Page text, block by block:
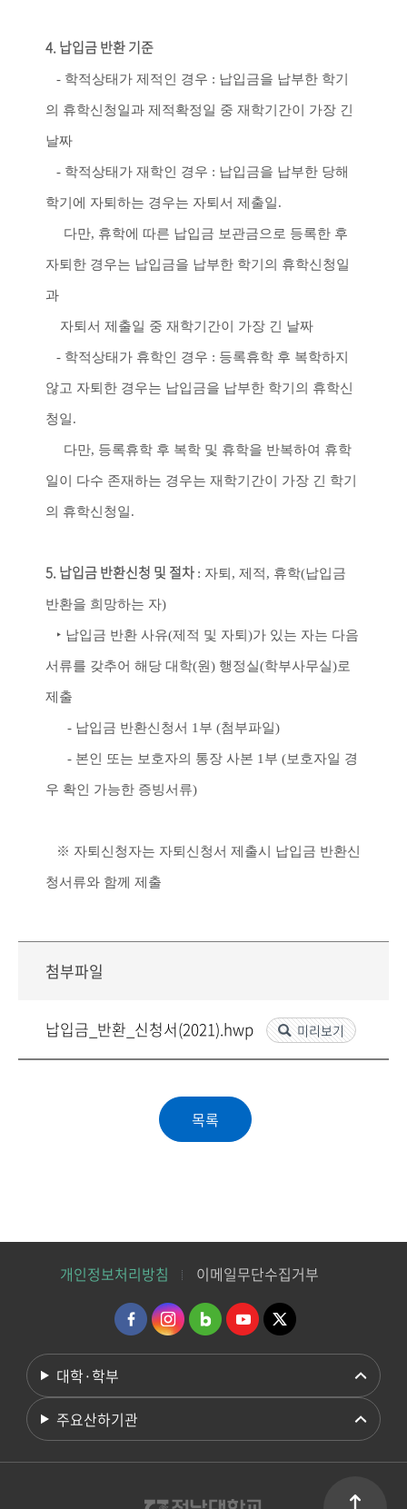
4.납입금 반환 기준
- 학적상태가 제적인 경우 : 납입금을 납부한 학기
의 휴학신청일과 제적확정일 중 재학기간이 가장 긴
날짜
- 학적상태가 재학인 경우 : 납입금을 납부한 당해
학기에 자퇴하는 경우는 자퇴서 제출일.
다만, 휴학에 따른 납입금 보관금으로 등록한 후
자퇴한 경우는 납입금을 납부한 학기의 휴학신청일
과
자퇴서 제출일 중 재학기간이 가장 긴 날짜
- 학적상태가 휴학인 경우 : 등록휴학 후 복학하지
않고 자퇴한 경우는 납입금을 납부한 학기의 휴학신
청일.
다만, 등록휴학 후 복학 및 휴학을 반복하여 휴학
일이 다수 존재하는 경우는 재학기간이 가장 긴 학기
의 휴학신청일.
5.납입금 반환신청 및 절차 : 자퇴 , 제적, 휴학(납입금
반환을 희망하는 자)
‣ 납입금 반환 사유(제적 및 자퇴 )가 있는 자는 다음
서류를 갖추어 해당 대학(원) 행정실(학부사무실)로
제출
- 납입금 반환신청서 1 부 (첨부파일)
- 본인 또는 보호자의 통장 사본 1 부 (보호자일 경
우 확인 가능한 증빙서류)
※ 자퇴신청자는 자퇴신청서 제출시 납입금 반환신
청서류와 함께 제출
첨부파일
납입금_반환_신청서(2021).hwp 미리보기
개인정보처리방침 이메일무단수집거부
대학·학부
주요산하기관